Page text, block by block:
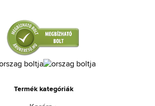
Termék kategóriák